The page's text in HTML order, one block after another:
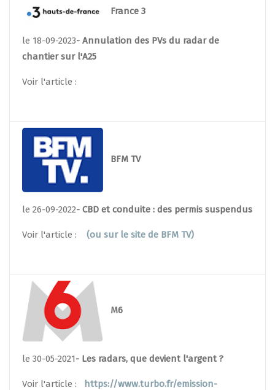
France 3
le 18-09-2023- Annulation des PVs du radar de
chantier sur l'A25
Voir l'article :
BFM TV
le 26-09-2022- CBD et conduite : des permis suspendus
Voir l'article : (ou sur le site de BFM TV)
M6
le 30-05-2021- Les radars, que devient l'argent ?
Voir l'article :
https://www.turbo.fr/emission-